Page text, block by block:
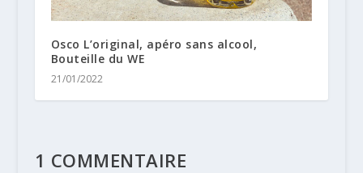
Osco L’original, apéro sans alcool,
Bouteille du WE
21/01/2022
1 COMMENTAIRE